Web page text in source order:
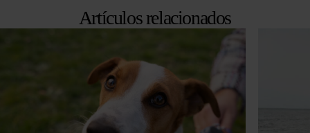
€ 104,96.€ 89,95.
Artículos relacionados